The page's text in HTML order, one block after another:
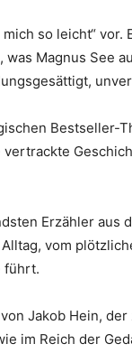
so leicht“
Magnus See
Bestseller-
Erzähler
vom
führt.
Jakob Hein,
im Reich der